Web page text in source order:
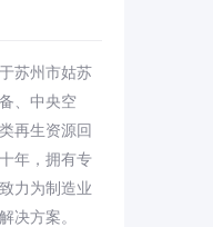
苏州市姑苏
、中央空
再生资源回
年，拥有专
力为制造业
决方案。